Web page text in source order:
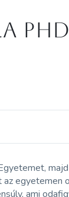
PhD
az egyetemen
ami